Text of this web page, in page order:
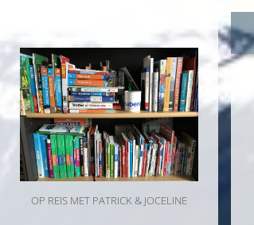
OP REIS MET PATRICK & JOCELINE